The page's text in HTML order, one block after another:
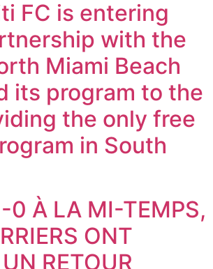
FC is entering
with the
Miami Beach
its program to the
the only free
in South
0 À LA MI-TEMPS,
ONT
RETOUR